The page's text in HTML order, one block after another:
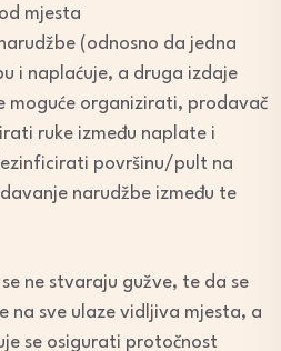
mjesta
(odnosno da jedna
i naplaćuje, a druga izdaje
moguće organizirati, prodavač
ruke između naplate i
površinu/pult na
narudžbe između te
ne stvaraju gužve, te da se
na sve ulaze vidljiva mjesta, a
se osigurati protočnost